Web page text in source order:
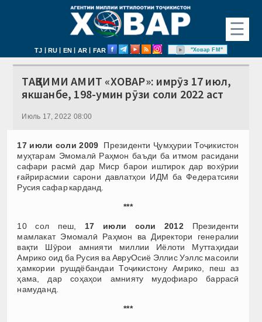
☰
TJ | RU | EN | AR | FAR "Ховар FM"
ТАҚВИМИ АМИТ «ХОВАР»: имрӯз 17 июл,
якшанбе, 198-умин рӯзи соли 2022 аст
Июль 17, 2022 08:00
17 июли соли 2009 Президенти Ҷумҳурии Тоҷикистон
муҳтарам Эмомалӣ Раҳмон баъди ба итмом расидани
сафари расмӣ дар Миср барои иштирок дар вохӯрии
ғайрирасмии сарони давлатҳои ИДМ ба Федератсияи
Русия сафар карданд.
***
10 сол пеш, 17 июли соли 2012 Президенти
мамлакат Эмомалӣ Раҳмон ва Директори генералии
вақти Шӯрои амнияти миллии Иёлоти Муттаҳидаи
Амрико оид ба Русия ва АвруОсиё Эллис Уэллс масоили
ҳамкории рушдёбандаи Тоҷикистону Амрико, пеш аз
ҳама, дар соҳаҳои амнияту мудофиаро баррасӣ
намуданд.
***